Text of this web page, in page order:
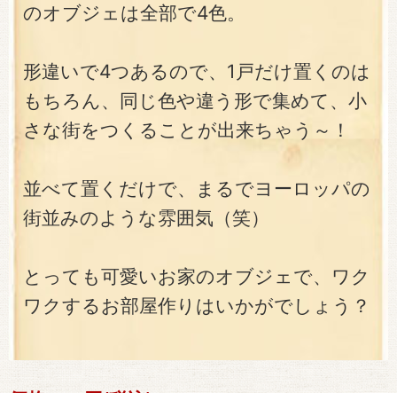
のオブジェは全部で4色。
形違いで4つあるので、1戸だけ置くのは
もちろん、同じ色や違う形で集めて、小
さな街をつくることが出来ちゃう～！
並べて置くだけで、まるでヨーロッパの
街並みのような雰囲気（笑）
とっても可愛いお家のオブジェで、ワク
ワクするお部屋作りはいかがでしょう？